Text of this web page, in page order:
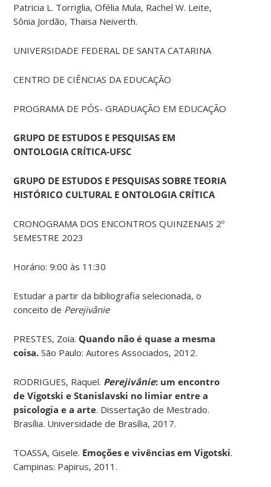
Patricia L. Torriglia, Ofélia Mula, Rachel W. Leite,
Sônia Jordão, Thaisa Neiverth.
UNIVERSIDADE FEDERAL DE SANTA CATARINA
CENTRO DE CIÊNCIAS DA EDUCAÇÃO
PROGRAMA DE PÓS- GRADUAÇÃO EM EDUCAÇÃO
GRUPO DE ESTUDOS E PESQUISAS EM
ONTOLOGIA CRÍTICA-UFSC
GRUPO DE ESTUDOS E PESQUISAS SOBRE TEORIA
HISTÓRICO CULTURAL E ONTOLOGIA CRÍTICA
CRONOGRAMA DOS ENCONTROS QUINZENAIS 2º
SEMESTRE 2023
Horário: 9:00 às 11:30
Estudar a partir da bibliografia selecionada, o
conceito de Perejivânie
PRESTES, Zoia. Quando não é quase a mesma
coisa. São Paulo: Autores Associados, 2012.
RODRIGUES, Raquel. Perejivânie: um encontro
de Vigotski e Stanislavski no limiar entre a
psicologia e a arte. Dissertação de Mestrado.
Brasília. Universidade de Brasília, 2017.
TOASSA, Gisele. Emoções e vivências em Vigotski.
Campinas: Papirus, 2011.